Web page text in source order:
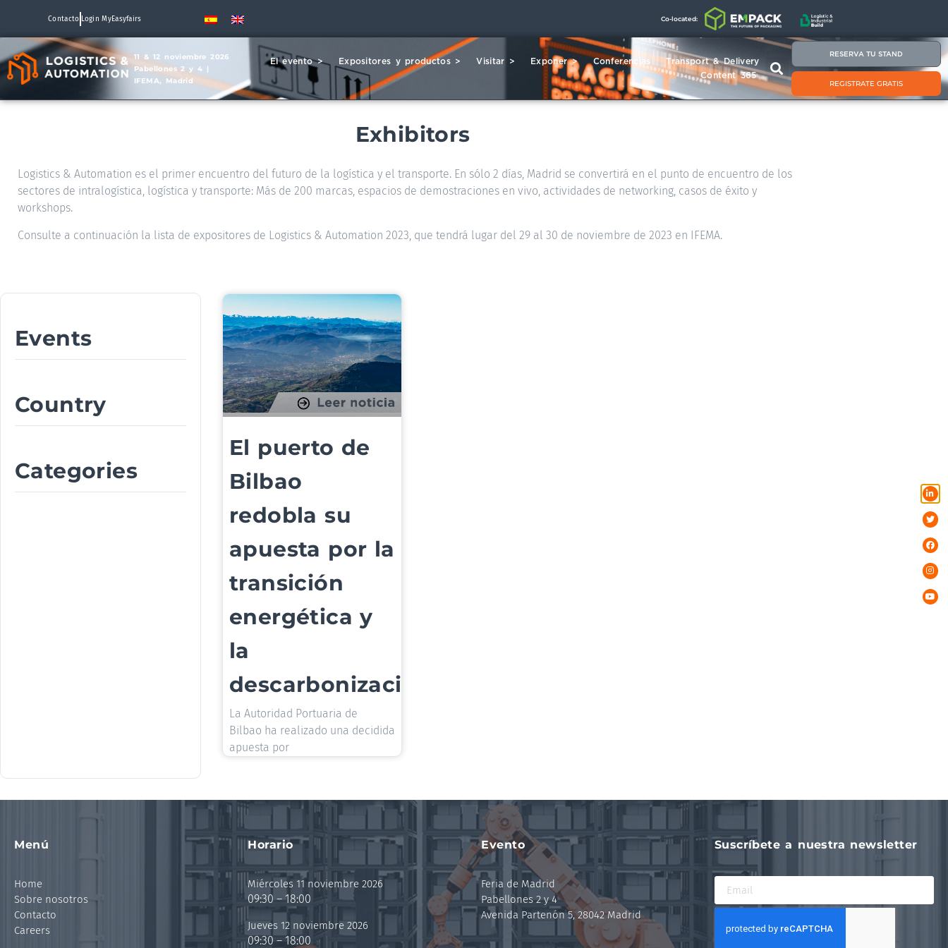
Contacto Login MyEasyfairs Co-located:
11 & 12 noviembre 2026
Pabellones 2 y 4 |
IFEMA, Madrid
El evento > Expositores y productos > Visitar > Exponer > Conferencias
Transport & Delivery
Content 365
RESERVA TU STAND
REGISTRATE GRATIS
Exhibitors
Logistics & Automation es el primer encuentro del futuro de la logística y el transporte. En sólo 2 días, Madrid se convertirá en el punto de encuentro de los
sectores de intralogística, logística y transporte: Más de 200 marcas, espacios de demostraciones en vivo, actividades de networking, casos de éxito y
workshops.
Consulte a continuación la lista de expositores de Logistics & Automation 2023, que tendrá lugar del 29 al 30 de noviembre de 2023 en IFEMA.
Events
Country
Categories
El puerto de
Bilbao
redobla su
apuesta por la
transición
energética y
la
descarbonización
La Autoridad Portuaria de
Bilbao ha realizado una decidida
apuesta por
Menú
Home
Sobre nosotros
Contacto
Careers
Horario
Miércoles 11 noviembre 2026
09:30 – 18:00
Jueves 12 noviembre 2026
09:30 – 18:00
Evento
Feria de Madrid
Pabellones 2 y 4
Avenida Partenón 5, 28042 Madrid
Suscríbete a nuestra newsletter